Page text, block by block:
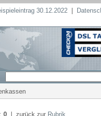
30.12.2022
0 | zurück zur Rubrik